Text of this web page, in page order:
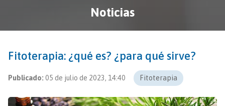
Noticias
Fitoterapia: ¿qué es? ¿para qué sirve?
Publicado: 05 de julio de 2023, 14:40 Fitoterapia